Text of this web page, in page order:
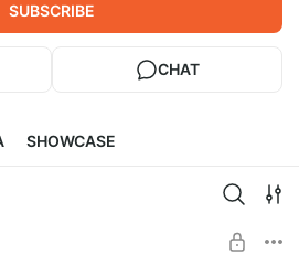
SUBSCRIBE
CHAT
SHOWCASE